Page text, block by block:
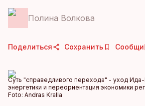
Полина Волкова
Поделиться Сохранить Сообщи
Суть "справедливого перехода" - уход
энергетики и переориентация экономики
Foto: Andras Kralla